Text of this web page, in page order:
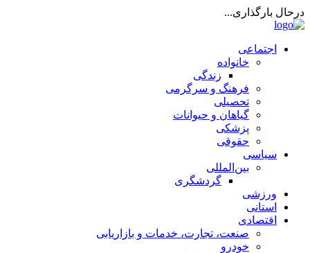
درحال بارگذاری...
اجتماعی
خانواده
زندگی
فرهنگ و سرگرمی
تحصیلی
گیاهان و حیوانات
پزشکی
حقوقی
سیاسی
بین‌المللی
گردشگری
ورزشی
استانی
اقتصادی
صنعت، تجارت، خدمات و بازاریابی
خودرو